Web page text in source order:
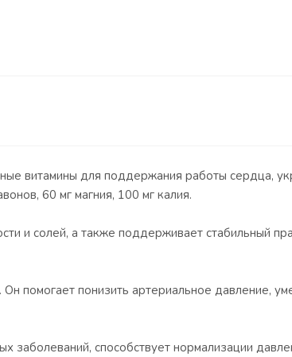
витамины для поддержания работы сердца,
60 мг магния, 100 мг калия.
и солей, а также поддерживает стабильный
помогает понизить артериальное давление,
способствует нормализации